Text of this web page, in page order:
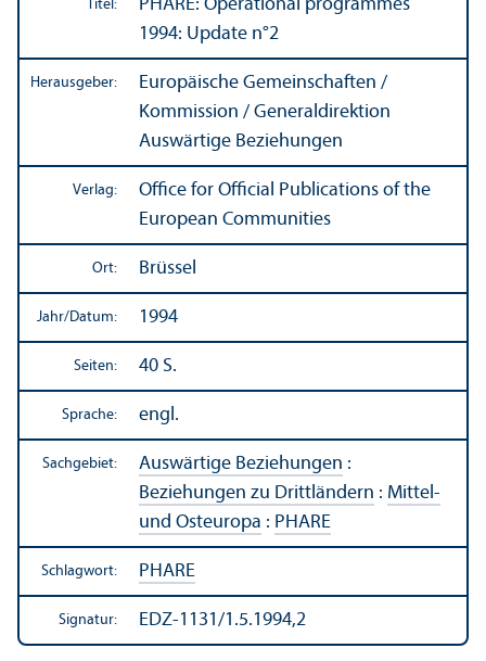
Titel:
PHARE: Operational programmes
1994: Update n°2
Herausgeber:
Europäische Gemeinschaften /
Kommission / Generaldirektion
Auswärtige Beziehungen
Verlag:
Office for Official Publications of the
European Communities
Ort: Brüssel
Jahr/Datum: 1994
Seiten: 40 S.
Sprache: engl.
Sachgebiet: Auswärtige Beziehungen :
Beziehungen zu Drittländern : Mittel-
und Osteuropa : PHARE
Schlagwort: PHARE
Signatur: EDZ-1131/1.5.1994,2